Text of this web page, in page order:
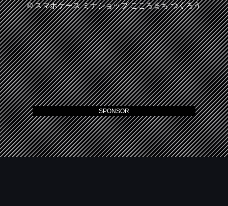
©スマホケース ミナショップ こころまち つくろう
SPONSOR